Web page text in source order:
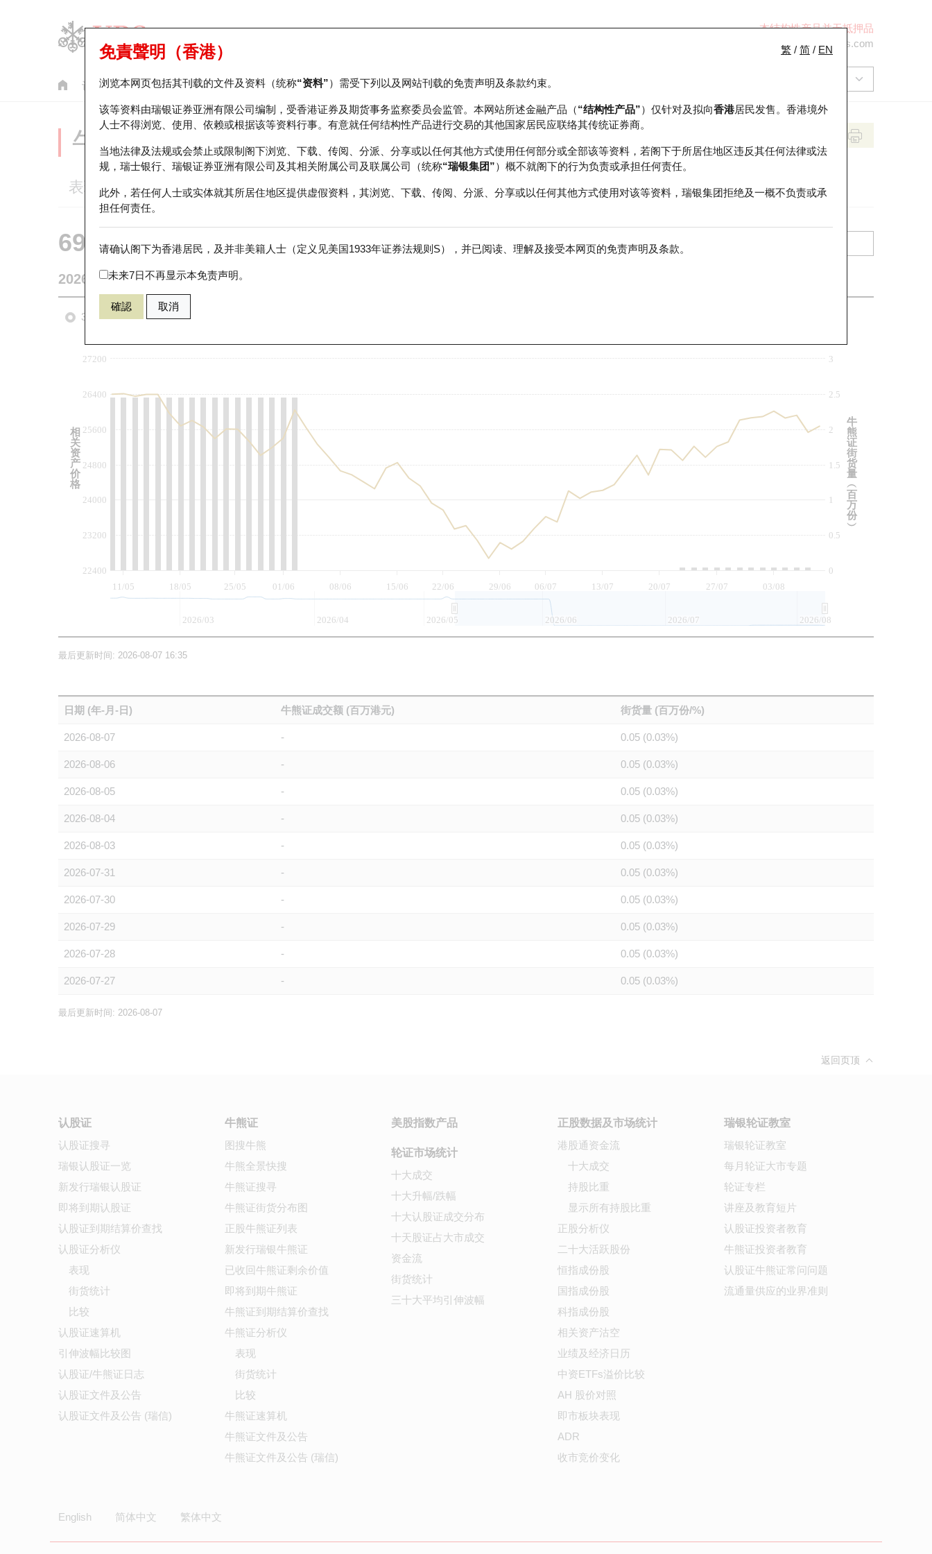
本结构性产品并无抵押品
ol-hkwarrants@ubs.com
认股证 牛熊证 美股指数产品 轮证市场统计 正股数据及市场统计 瑞银轮证教室
繁 / 简 / EN
免責聲明（香港）
浏览本网页包括其刊载的文件及资料（统称“资料”）需受下列以及网站刊载的免责声明及条款约束。
该等资料由瑞银证券亚洲有限公司编制，受香港证券及期货事务监察委员会监管。本网站所述金融产品（“结构性产品”）仅针对及拟向香港居民发售。香港境外
人士不得浏览、使用、依赖或根据该等资料行事。有意就任何结构性产品进行交易的其他国家居民应联络其传统证券商。
当地法律及法规或会禁止或限制阁下浏览、下载、传阅、分派、分享或以任何其他方式使用任何部分或全部该等资料，若阁下于所居住地区违反其任何法律或法
规，瑞士银行、瑞银证券亚洲有限公司及其相关附属公司及联属公司（统称“瑞银集团”）概不就阁下的行为负责或承担任何责任。
此外，若任何人士或实体就其所居住地区提供虚假资料，其浏览、下载、传阅、分派、分享或以任何其他方式使用对该等资料，瑞银集团拒绝及一概不负责或承
担任何责任。
请确认阁下为香港居民，及并非美籍人士（定义见美国1933年证券法规则S），并已阅读、理解及接受本网页的免责声明及条款。
未来7日不再显示本免责声明。
確認 取消
牛熊证分析仪
表现 街货统计 比较
69341 瑞银熊证 HSI 恒生指数
2026-08-07 相关资产价格25,668.03
3个月 6个月
18/05 01/06 15/06 29/06 13/07 27/07
11/05 25/05 08/06 22/06 06/07 20/07 03/08
0
0.5
1
1.5
2
2.5
3
24000
22400
23200
24800
25600
26400
27200
2026/03 2026/04 2026/05 2026/06 2026/07 2026/08
牛
熊
证
街
货
量
︵
百
万
份
︶
相
关
资
产
价
格
最后更新时间: 2026-08-07 16:35
日期 (年-月-日) 牛熊证成交额 (百万港元) 街货量 (百万份/%)
2026-08-07 - 0.05 (0.03%)
2026-08-06 - 0.05 (0.03%)
2026-08-05 - 0.05 (0.03%)
2026-08-04 - 0.05 (0.03%)
2026-08-03 - 0.05 (0.03%)
2026-07-31 - 0.05 (0.03%)
2026-07-30 - 0.05 (0.03%)
2026-07-29 - 0.05 (0.03%)
2026-07-28 - 0.05 (0.03%)
2026-07-27 - 0.05 (0.03%)
最后更新时间: 2026-08-07
返回页顶
认股证
认股证搜寻
瑞银认股证一览
新发行瑞银认股证
即将到期认股证
认股证到期结算价查找
认股证分析仪
表现
街货统计
比较
认股证速算机
引伸波幅比较图
认股证/牛熊证日志
认股证文件及公告
认股证文件及公告 (瑞信)
牛熊证
图搜牛熊
牛熊全景快搜
牛熊证搜寻
牛熊证街货分布图
正股牛熊证列表
新发行瑞银牛熊证
已收回牛熊证剩余价值
即将到期牛熊证
牛熊证到期结算价查找
牛熊证分析仪
表现
街货统计
比较
牛熊证速算机
牛熊证文件及公告
牛熊证文件及公告 (瑞信)
美股指数产品
轮证市场统计
十大成交
十大升幅/跌幅
十大认股证成交分布
十天股证占大市成交
资金流
街货统计
三十大平均引伸波幅
正股数据及市场统计
港股通资金流
十大成交
持股比重
显示所有持股比重
正股分析仪
二十大活跃股份
恒指成份股
国指成份股
科指成份股
相关资产沽空
业绩及经济日历
中资ETFs溢价比较
AH 股价对照
即市板块表现
ADR
收市竞价变化
瑞银轮证教室
瑞银轮证教室
每月轮证大市专题
轮证专栏
讲座及教育短片
认股证投资者教育
牛熊证投资者教育
认股证牛熊证常问问题
流通量供应的业界准则
English 简体中文 繁体中文